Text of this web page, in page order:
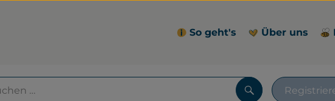
So geht's Über uns
Suchen